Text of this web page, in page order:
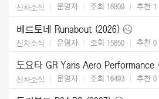
신차소식 운영자 조회 16809 추천 1
베르토네 Runabout (2026)
신차소식 운영자 조회 15850 추천 0
신차소식 운영자 조회 16493 추천 0